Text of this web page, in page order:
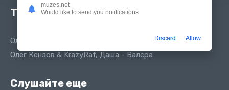
Текст песни
Олег Кензов, KrazyRaf - Валєра (feat. Даша)
Олег Кензов & KrazyRaf, Даша - Валєра
Слушайте еще
muzes.net
Would like to send you notifications
Discard Allow